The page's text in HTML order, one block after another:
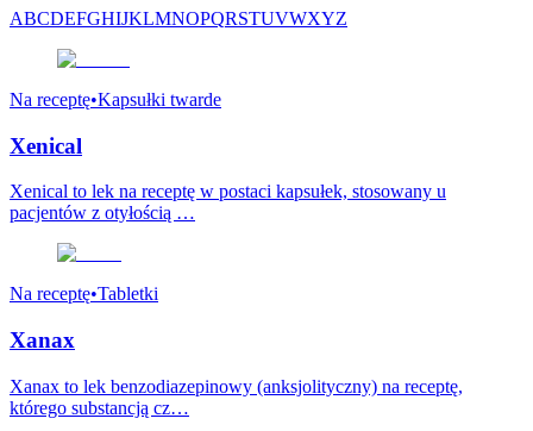
ABCDEFGHIJKLMNOPQRSTUVWXYZ
Na receptę•Kapsułki twarde
Xenical
Xenical to lek na receptę w postaci kapsułek, stosowany u
pacjentów z otyłością …
Na receptę•Tabletki
Xanax
Xanax to lek benzodiazepinowy (anksjolityczny) na receptę,
którego substancją cz…